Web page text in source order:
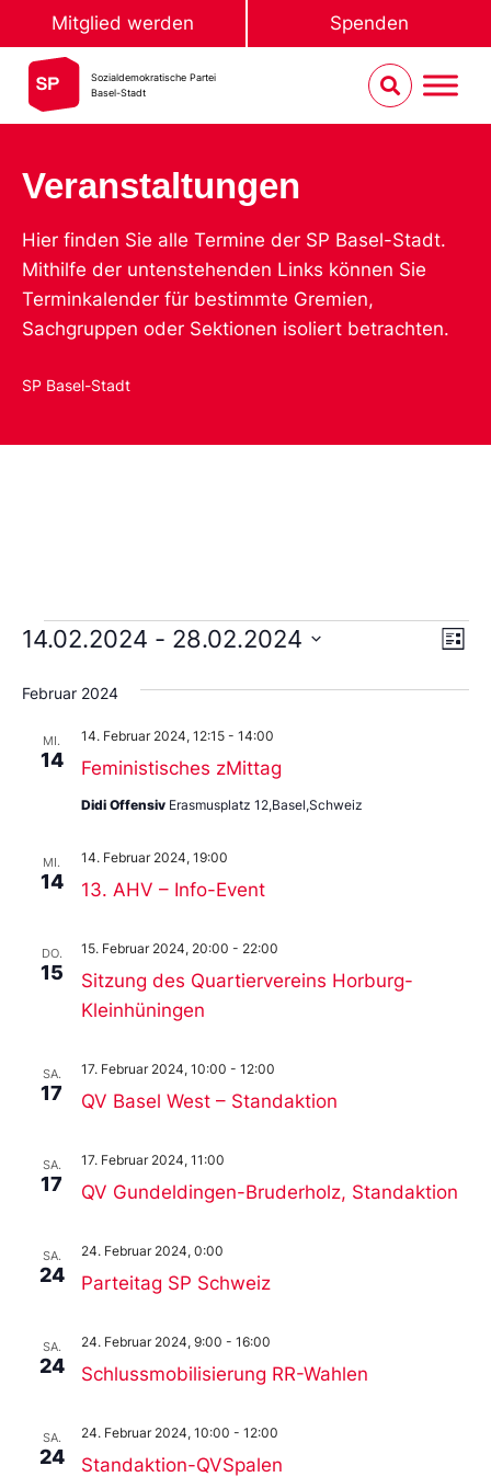
Mitglied werden Spenden
Sozialdemokratische Partei
Basel-Stadt
Veranstaltungen
Hier finden Sie alle Termine der SP Basel-Stadt.
Mithilfe der untenstehenden Links können Sie
Terminkalender für bestimmte Gremien,
Sachgruppen oder Sektionen isoliert betrachten.
SP Basel-Stadt
Liste
14.02.2024 - 28.02.2024
Sie
das
aus.
Februar 2024
MI.
14 Feministisches zMittag
14. Februar 2024, 12:15 - 14:00
Didi Offensiv Erasmusplatz 12,Basel,Schweiz
MI.
14 13. AHV – Info-Event
14. Februar 2024, 19:00
DO.
15
Sitzung des Quartiervereins Horburg-
Kleinhüningen
15. Februar 2024, 20:00 - 22:00
SA.
17 QV Basel West – Standaktion
17. Februar 2024, 10:00 - 12:00
SA.
17 QV Gundeldingen-Bruderholz, Standaktion
17. Februar 2024, 11:00
SA.
24 Parteitag SP Schweiz
24. Februar 2024, 0:00
SA.
24 Schlussmobilisierung RR-Wahlen
24. Februar 2024, 9:00 - 16:00
SA.
24 Standaktion-QVSpalen
24. Februar 2024, 10:00 - 12:00